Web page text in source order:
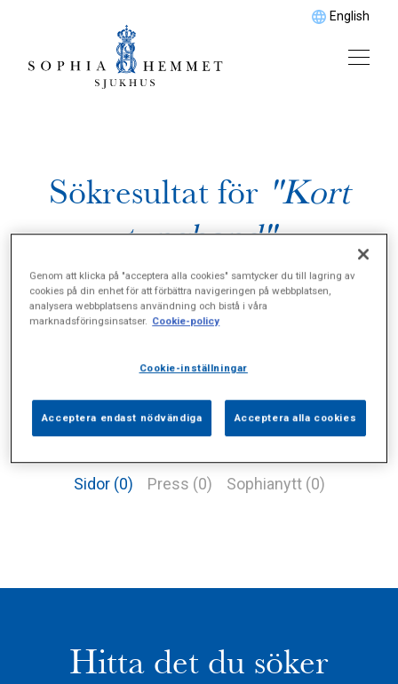
English
Sökresultat för "Kort
tungband"
Sidor (0) Press (0) Sophianytt (0)
Hitta det du söker
Genom att klicka på "acceptera alla cookies" samtycker du till lagring av
cookies på din enhet för att förbättra navigeringen på webbplatsen,
analysera webbplatsens användning och bistå i våra
marknadsföringsinsatser. Cookie-policy
Cookie-inställningar
Acceptera endast nödvändiga Acceptera alla cookies